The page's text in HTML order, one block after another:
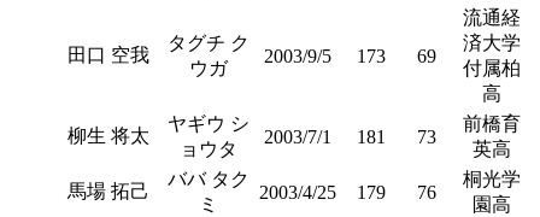
田口 空我
タグチ ク
ウガ
2003/9/5 173 69
流通経
済大学
付属柏
高
柳生 将太
ヤギウ シ
ョウタ
2003/7/1 181 73
前橋育
英高
馬場 拓己
ババ タク
ミ
2003/4/25 179 76
桐光学
園高